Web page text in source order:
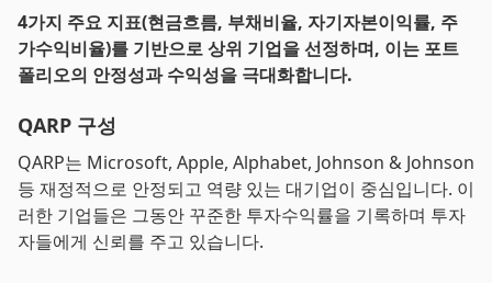
4가지 주요 지표(현금흐름, 부채비율, 자기자본이익률, 주
가수익비율)를 기반으로 상위 기업을 선정하며, 이는 포트
폴리오의 안정성과 수익성을 극대화합니다.
QARP 구성
QARP는 Microsoft, Apple, Alphabet, Johnson & Johnson
등 재정적으로 안정되고 역량 있는 대기업이 중심입니다. 이
러한 기업들은 그동안 꾸준한 투자수익률을 기록하며 투자
자들에게 신뢰를 주고 있습니다.